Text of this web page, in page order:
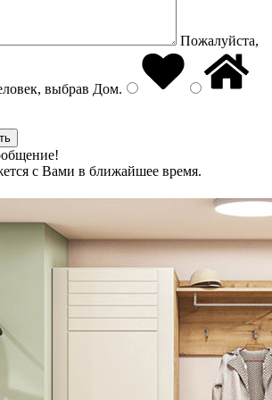
Пожалуйста,
выбрав Дом.
с Вами в ближайшее время.